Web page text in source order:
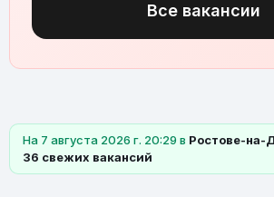
Все вакансии
На 7 августа 2026 г. 20:29 в Ростове-на-
36 свежих вакансий